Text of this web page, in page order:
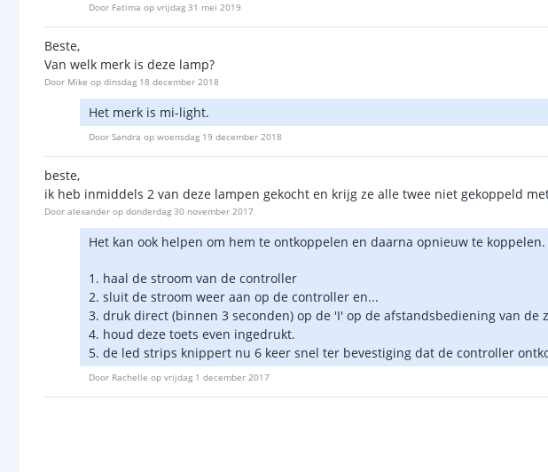
Door Fatima op vrijdag 31 mei 2019
Beste,
Van welk merk is deze lamp?
Door Mike op dinsdag 18 december 2018
Het merk is mi-light.
Door Sandra op woensdag 19 december 2018
beste,
ik heb inmiddels 2 van deze lampen gekocht en krijg ze alle twee niet gekoppeld
Door alexander op donderdag 30 november 2017
Het kan ook helpen om hem te ontkoppelen en daarna opnieuw te
1. haal de stroom van de controller
2. sluit de stroom weer aan op de controller en...
3. druk direct (binnen 3 seconden) op de 'I' op de afstandsbediening van de
4. houd deze toets even ingedrukt.
5. de led strips knippert nu 6 keer snel ter bevestiging dat de controller
Door Rachelle op vrijdag 1 december 2017